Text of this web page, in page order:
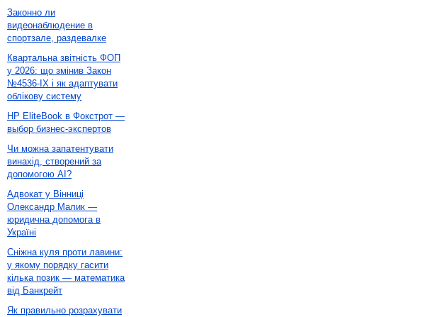
Законно ли
видеонаблюдение в
спортзале, раздевалке
Квартальна звітність ФОП
у 2026: що змінив Закон
№4536-IX і як адаптувати
облікову систему
HP EliteBook в Фокстрот —
выбор бизнес-экспертов
Чи можна запатентувати
винахід, створений за
допомогою AI?
Адвокат у Вінниці
Олександр Малик —
юридична допомога в
Україні
Сніжна куля проти лавини:
у якому порядку гасити
кілька позик — математика
від Банкрейт
Як правильно розрахувати